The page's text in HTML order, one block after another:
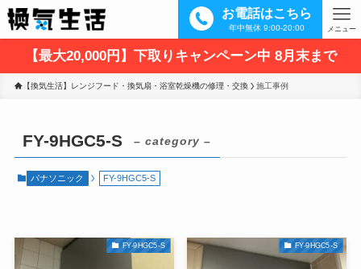
お電話はこちら
年中無休 9:00-20:00 メニュー
【最大20,000円】下取りキャンペーン中 8月末まで
【換気生活】レンジフード・換気扇・浴室乾燥機の修理・交換 施工事例
FY-9HGC5-S – category –
パナソニック FY-9HGC5-S
FY-9HGC5-S FY-9HGC5-S